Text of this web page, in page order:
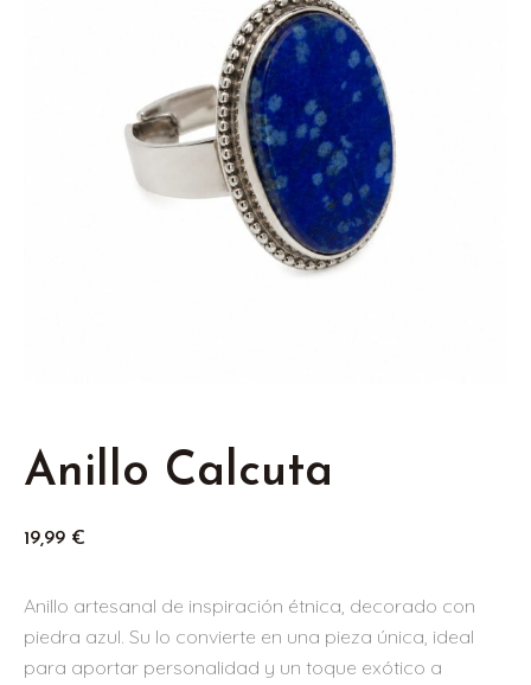
Anillo Calcuta
19,99 €
Anillo artesanal de inspiración étnica, decorado con
piedra azul. Su lo convierte en una pieza única, ideal
para aportar personalidad y un toque exótico a